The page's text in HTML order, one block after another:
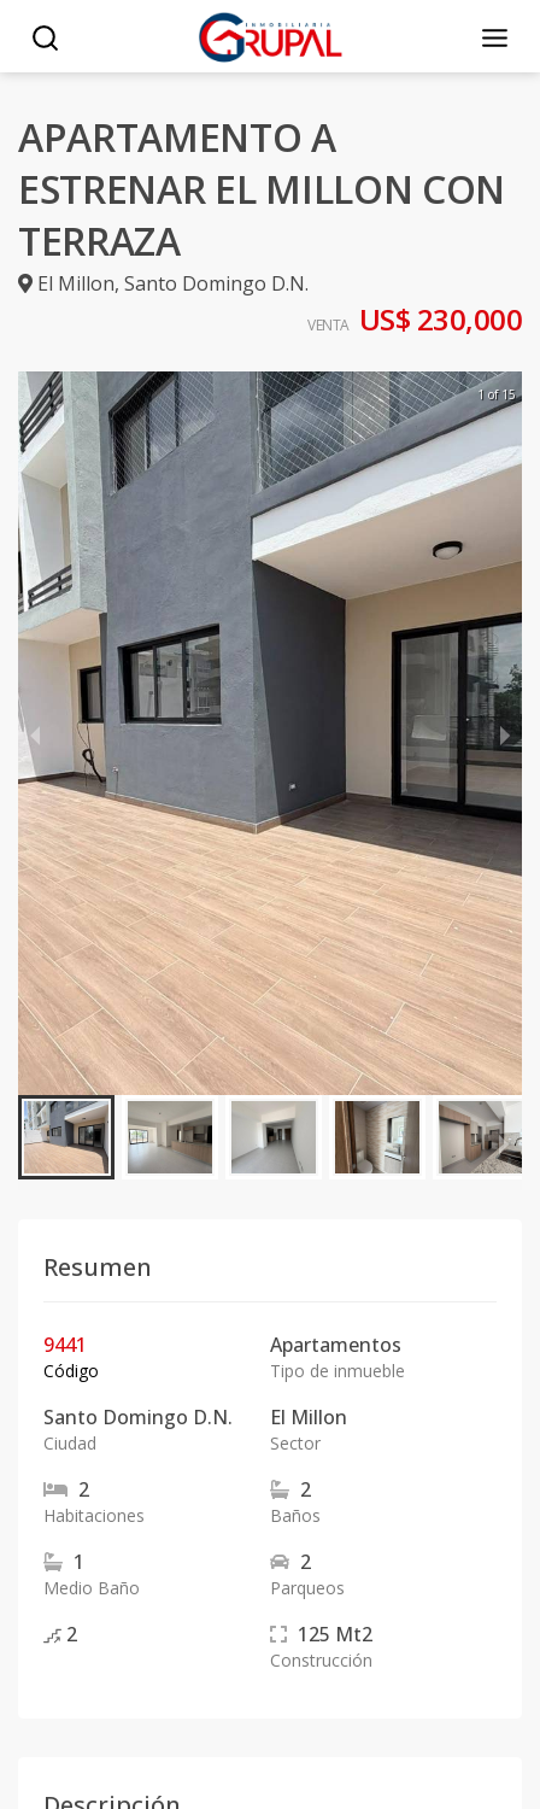
APARTAMENTO A
ESTRENAR EL MILLON CON
TERRAZA
El Millon, Santo Domingo D.N.
VENTA US$ 230,000
1 of 15
Resumen
9441
Código
Apartamentos
Tipo de inmueble
Santo Domingo D.N.
Ciudad
El Millon
Sector
2
Habitaciones
2
Baños
1
Medio Baño
2
Parqueos
2 125 Mt2
Construcción